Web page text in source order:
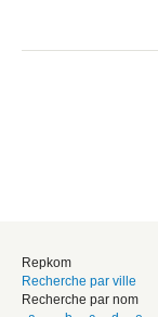
Repkom
Recherche par ville
Recherche par nom